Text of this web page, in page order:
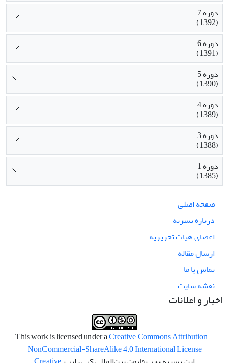
دوره 7
(1392)
دوره 6
(1391)
دوره 5
(1390)
دوره 4
(1389)
دوره 3
(1388)
دوره 1
(1385)
صفحه اصلی
درباره نشریه
اعضای هیات تحریریه
ارسال مقاله
تماس با ما
نقشه سایت
اخبار و اعلانات
.This work is licensed under a
Creative Commons Attribution-
NonCommercial-ShareAlike 4.0 International License